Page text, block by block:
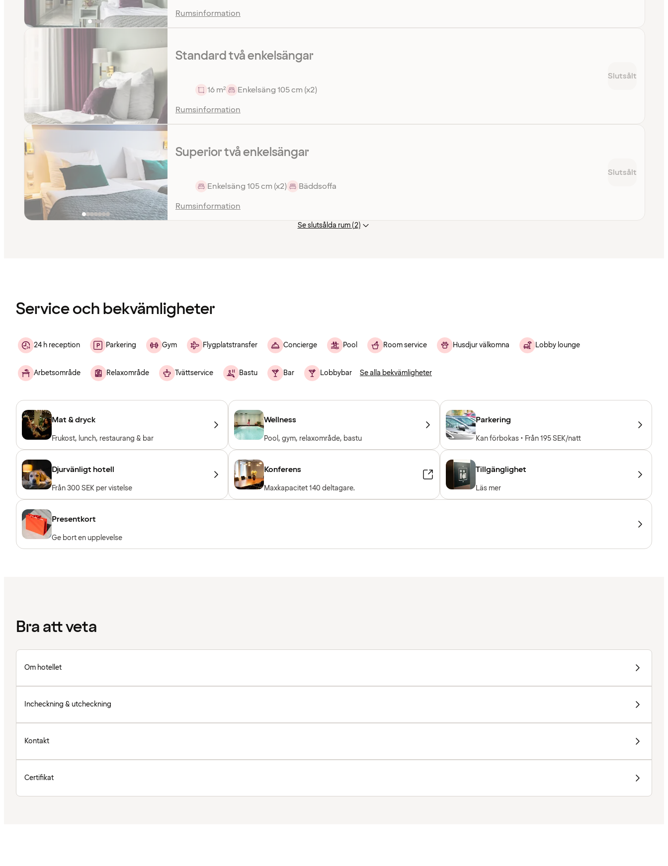
Rumsinformation
Standard två enkelsängar
16 m²
Enkelsäng 105 cm (x2)
Rumsinformation
Slutsålt
Superior två enkelsängar
Enkelsäng 105 cm (x2)
Bäddsoffa
Rumsinformation
Slutsålt
Se slutsålda rum (2)
Service och bekvämligheter
24 h reception Parkering Gym Flygplatstransfer Concierge Pool Room service Husdjur välkomna Lobby lounge
Arbetsområde Relaxområde Tvättservice Bastu Bar Lobbybar Se alla bekvämligheter
Mat & dryck
Frukost, lunch, restaurang & bar
Wellness
Pool, gym, relaxområde, bastu
Parkering
Kan förbokas • Från 195 SEK/natt
Djurvänligt hotell
Från 300 SEK per vistelse
Konferens
Maxkapacitet 140 deltagare.
Tillgänglighet
Läs mer
Presentkort
Ge bort en upplevelse
Bra att veta
Om hotellet
Incheckning & utcheckning
Kontakt
Certifikat